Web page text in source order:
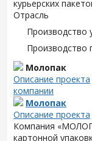
курьерских
Отрасль
Производство
Производство
Молопак
Описание проекта
компании
Молопак
Описание проекта
Компания
картонной